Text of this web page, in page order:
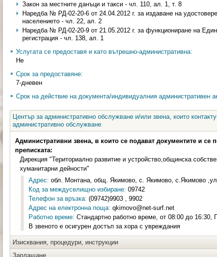
Закон за местните данъци и такси - чл. 110, ал. 1, т. 8
Наредба № РД-02-20-6 от 24.04.2012 г. за издаване на
населението - чл. 22, ал. 2
Наредба № РД-02-20-9 от 21.05.2012 г. за функциониране на
регистрация - чл. 138, ал. 1
Услугата се предоставя и като вътрешно-административна:
Не
Срок за предоставяне:
7-дневен
Срок на действие на документа/индивидуалния административен
Център за административно обслужване и/или звена, които
административно обслужване
Административни звена, в които се подават документите и се
преписката:
Дирекция "Териториално развитие и устройство,общинска
хуманитарни дейности"
Адрес: обл. Монтана, общ. Якимово, с. Якимово, с.Якимово
Код за междуселищно избиране: 09742
Телефон за връзка: (09742)9903 , 9902
Адрес на електронна поща: qkimovo@net-surf.net
Работно време: Стандартно работно време, от 08:00 до 16:30,
В звеното е осигурен достъп за хора с увреждания
Изисквания, процедури, инструкции
Заплащане